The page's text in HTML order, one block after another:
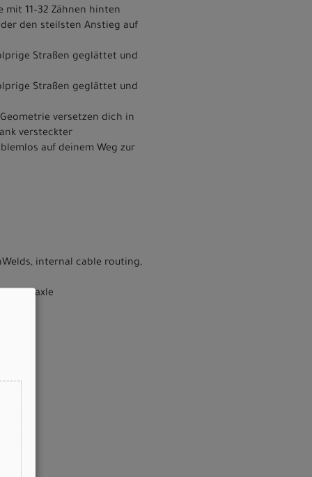
11–32 Zähnen hinten
den steilsten Anstieg auf
Straßen geglättet und
Straßen geglättet und
versetzen dich in
versteckter
auf deinem Weg zur
internal cable routing,
thru-axle